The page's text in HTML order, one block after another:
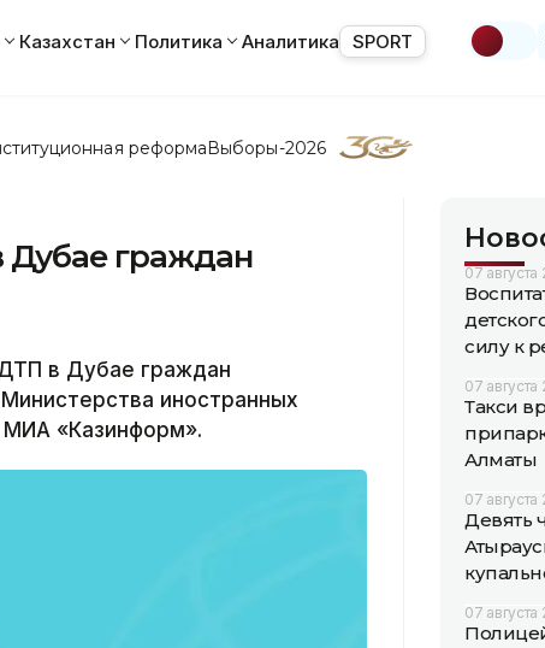
Казахстан Политика Аналитика SPORT
реформаВыборы-2026
граждан
в Дубае граждан
иностранных
«Казинформ».
07 августа
силу к
07 августа
Такси
Алматы
07 августа
Девять
07